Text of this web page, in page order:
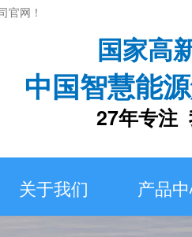
国家高
中国智慧能
27年专注 我
官网！
关于我们 产品